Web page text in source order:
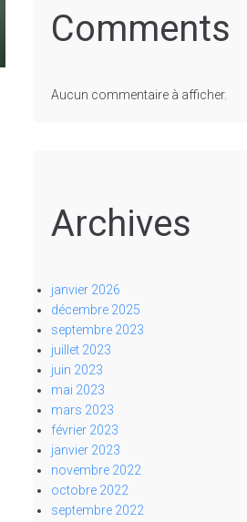
Comments
Aucun commentaire à afficher.
Archives
janvier 2026
décembre 2025
septembre 2023
juillet 2023
juin 2023
mai 2023
mars 2023
février 2023
janvier 2023
novembre 2022
octobre 2022
septembre 2022